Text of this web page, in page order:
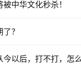
中华文化秒杀！
？
今以后，打不打，怎